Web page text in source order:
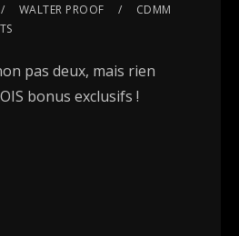
WALTER PROOF
CDMM
pas deux, mais rien
bonus exclusifs !